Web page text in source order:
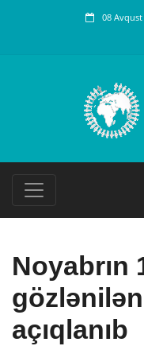
08 Avqust
Noyabrın
açıqlanıb